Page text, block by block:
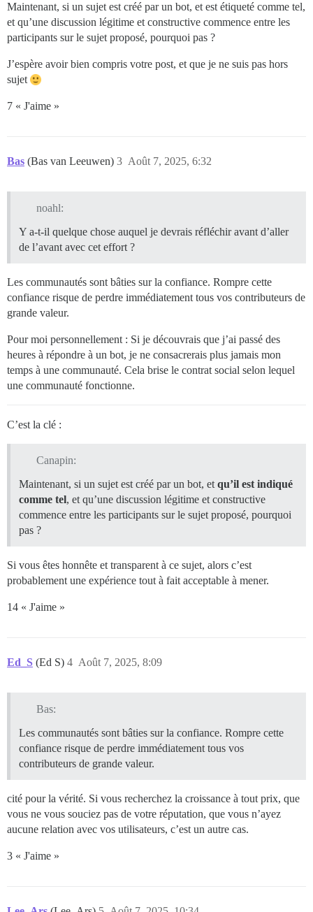
Maintenant, si un sujet est créé par un bot, et est étiqueté comme tel,
et qu’une discussion légitime et constructive commence entre les
participants sur le sujet proposé, pourquoi pas ?
J’espère avoir bien compris votre post, et que je ne suis pas hors
sujet
7 « J'aime »
Bas (Bas van Leeuwen) Août 7, 2025, 6:32
3
noahl:
Y a-t-il quelque chose auquel je devrais réfléchir avant d’aller
de l’avant avec cet effort ?
Les communautés sont bâties sur la confiance. Rompre cette
confiance risque de perdre immédiatement tous vos contributeurs de
grande valeur.
Pour moi personnellement : Si je découvrais que j’ai passé des
heures à répondre à un bot, je ne consacrerais plus jamais mon
temps à une communauté. Cela brise le contrat social selon lequel
une communauté fonctionne.
C’est la clé :
Canapin:
Maintenant, si un sujet est créé par un bot, et qu’il est indiqué
comme tel, et qu’une discussion légitime et constructive
commence entre les participants sur le sujet proposé, pourquoi
pas ?
Si vous êtes honnête et transparent à ce sujet, alors c’est
probablement une expérience tout à fait acceptable à mener.
14 « J'aime »
Ed_S (Ed S) Août 7, 2025, 8:09
4
Bas:
Les communautés sont bâties sur la confiance. Rompre cette
confiance risque de perdre immédiatement tous vos
contributeurs de grande valeur.
cité pour la vérité. Si vous recherchez la croissance à tout prix, que
vous ne vous souciez pas de votre réputation, que vous n’ayez
aucune relation avec vos utilisateurs, c’est un autre cas.
3 « J'aime »